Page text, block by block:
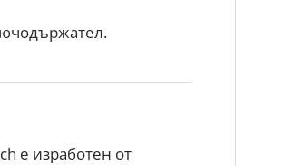
е изработен от